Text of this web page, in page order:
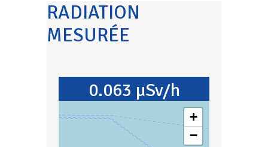
RADIATION
MESURÉE
0.063 µSv/h
+
−